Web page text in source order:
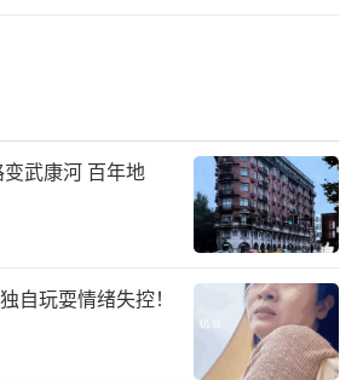
单GPU外围MLCC用量约200
武康河 百年地
自玩耍情绪失控！